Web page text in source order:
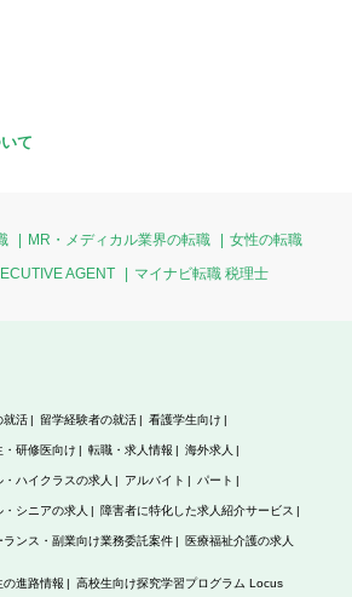
て
MR・メディカル業界の転職
女性の転職
AGENT
マイナビ転職 税理士
就活 留学経験者の就活 看護学生向け
・研修医向け 転職・求人情報 海外求人
・ハイクラスの求人 アルバイト パート
・シニアの求人 障害者に特化した求人紹介サービス
ランス・副業向け業務委託案件 医療福祉介護の求人
の進路情報 高校生向け探究学習プログラム Locus